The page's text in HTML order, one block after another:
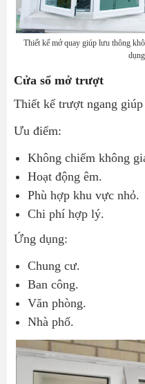
Thiết kế mở quay giúp lưu thông
Cửa sổ mở trượt
Thiết kế trượt ngang
Ưu điểm:
Không chiếm không
Hoạt động êm.
Phù hợp khu vực nhỏ.
Chi phí hợp lý.
Ứng dụng:
Chung cư.
Ban công.
Văn phòng.
Nhà phố.